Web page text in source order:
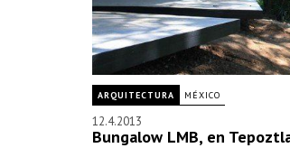
ARQUITECTURA MÉXICO
12.4.2013
Bungalow LMB, en